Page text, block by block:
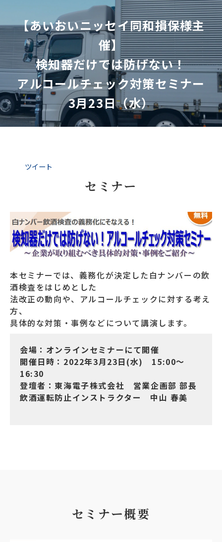
【あいおいニッセイ同和損保様主
催】
検知器だけでは防げない！
アルコールチェック対策セミナー
3月23日（水）
ツイート
セミナー
本セミナーでは、義務化が決定した白ナンバーの飲
酒検査をはじめとした
法改正の動向や、アルコールチェックに対する考え
方、
具体的な対策・事例などについて講演します。
会場：オンラインセミナーにて開催
開催日時：2022年3月23日(水) 15:00～
16:30
登壇者：東海電子株式会社 営業企画部 部長
飲酒運転防止インストラクター 中山 春美
セミナー概要